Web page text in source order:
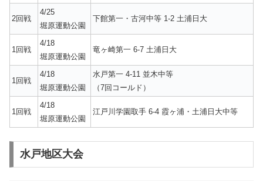
2回戦
4/25
堀原運動公園
下館第一・古河中等 1-2 土浦日大
1回戦
4/18
堀原運動公園
竜ヶ崎第一 6-7 土浦日大
1回戦
4/18
堀原運動公園
水戸第一 4-11 並木中等
（7回コールド）
1回戦
4/18
堀原運動公園
江戸川学園取手 6-4 霞ヶ浦・土浦日大中等
水戸地区大会